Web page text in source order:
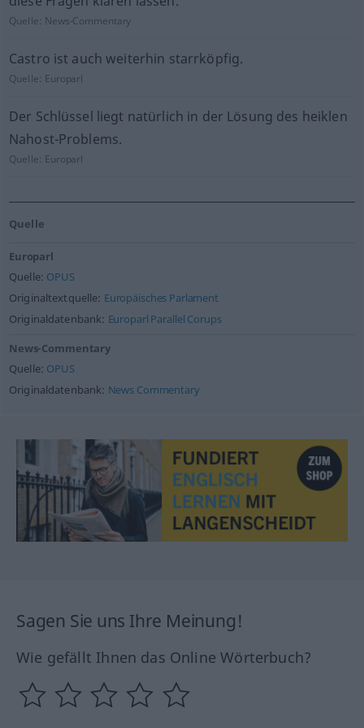
Quelle: News-Commentary
Castro ist auch weiterhin starrköpfig.
Quelle: Europarl
Der Schlüssel liegt natürlich in der Lösung des heiklen
Nahost-Problems.
Quelle: Europarl
Quelle
Europarl
Quelle: OPUS
Originaltextquelle: Europäisches Parlament
Originaldatenbank: Europarl Parallel Corups
News-Commentary
Quelle: OPUS
Originaldatenbank: News Commentary
Sagen Sie uns Ihre Meinung!
Wie gefällt Ihnen das Online Wörterbuch?